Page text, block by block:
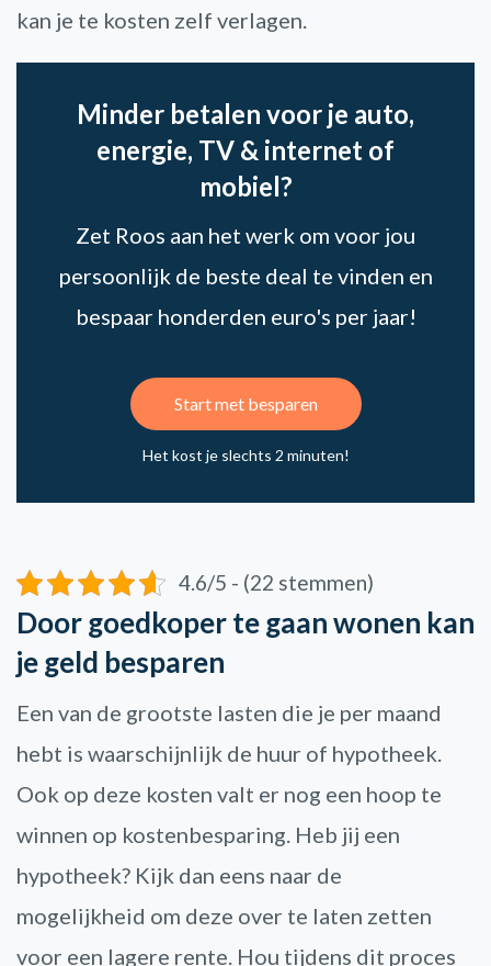
kan je te kosten zelf verlagen.
Minder betalen voor je auto,
energie, TV & internet of
mobiel?
Zet Roos aan het werk om voor jou
persoonlijk de beste deal te vinden en
bespaar honderden euro's per jaar!
Start met besparen
Het kost je slechts 2 minuten!
4.6/5 - (22 stemmen)
Door goedkoper te gaan wonen kan
je geld besparen
Een van de grootste lasten die je per maand
hebt is waarschijnlijk de huur of hypotheek.
Ook op deze kosten valt er nog een hoop te
winnen op kostenbesparing. Heb jij een
hypotheek? Kijk dan eens naar de
mogelijkheid om deze over te laten zetten
voor een lagere rente. Hou tijdens dit proces